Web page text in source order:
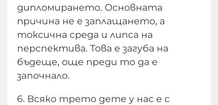
дипломирането. Основната
причина не е заплащането, а
токсична среда и липса на
перспектива. Това е загуба на
бъдеще, още преди то да е
започнало.
6. Всяко трето дете у нас е с